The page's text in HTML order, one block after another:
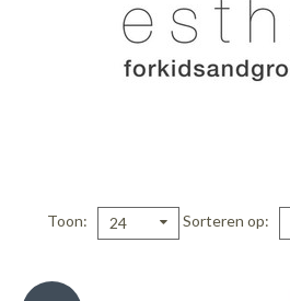
Toon 24 Sorteren op